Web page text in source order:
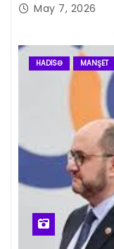
May 7, 2026
HADISƏ MANŞET